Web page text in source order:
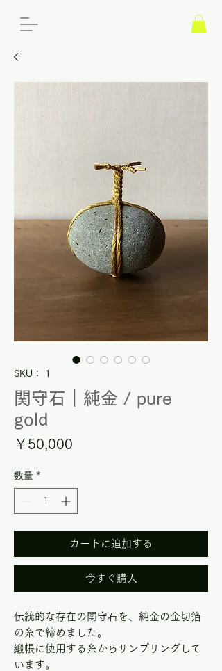
SKU： 1
関守石｜純金 / pure
gold
￥50,000
数量 *
カートに追加する
今すぐ購入
伝統的な存在の関守石を、純金の金切箔
の糸で締めました。
緞帳に使用する糸からサンプリングして
います。